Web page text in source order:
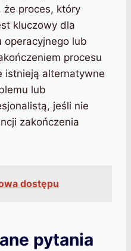
że proces, który
kluczowy dla
operacyjnego lub
procesu
istnieją alternatywne
lub
jeśli nie
zakończenia
dostępu
pytania